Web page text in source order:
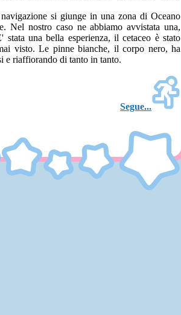
si giunge in una zona di Oceano
Nel nostro caso ne abbiamo avvistata una,
una bella esperienza, il cetaceo è stato
visto. Le pinne bianche, il corpo nero, ha
e riaffiorando di tanto in tanto.
Segue...